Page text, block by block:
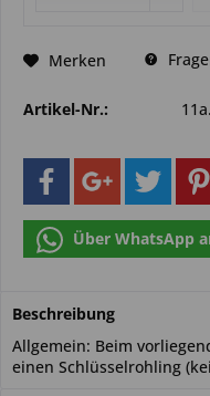
Merken
Artikel-Nr.:
Über WhatsApp
Beschreibung
Allgemein: Beim
einen Schlüsselrohling